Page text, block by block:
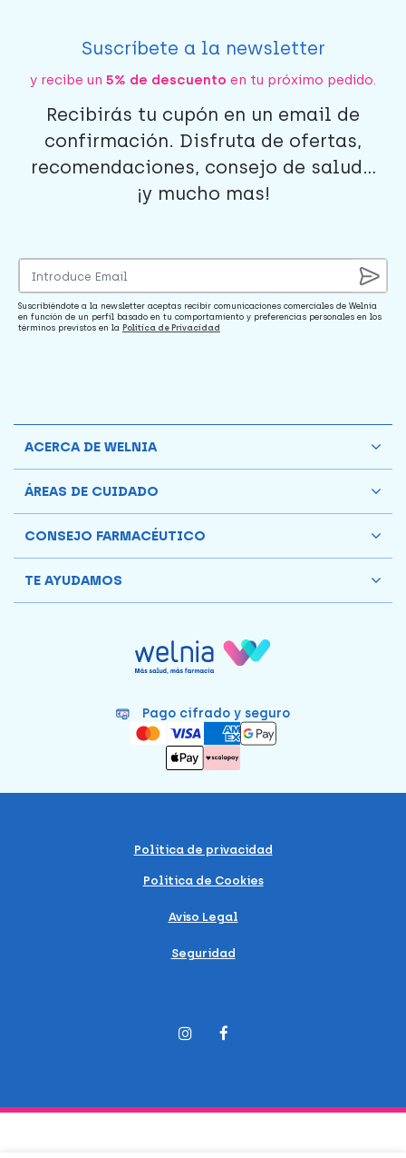
Suscríbete a la newsletter
y recibe un 5% de descuento en tu próximo pedido.
Recibirás tu cupón en un email de
confirmación. Disfruta de ofertas,
recomendaciones, consejo de salud...
¡y mucho mas!
Suscribiéndote a la newsletter aceptas recibir comunicaciones comerciales de Welnia
en función de un perfil basado en tu comportamiento y preferencias personales en los
términos previstos en la Política de Privacidad
Pago cifrado y seguro
ACERCA DE WELNIA
ÁREAS DE CUIDADO
CONSEJO FARMACÉUTICO
TE AYUDAMOS
Política de privacidad
Política de Cookies
Aviso Legal
Seguridad